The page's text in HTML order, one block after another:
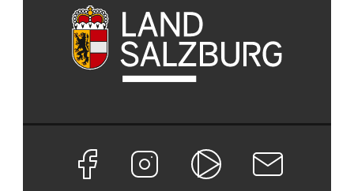
Facebook Seite von Land Salzburg
Instagram Seite von Land Salzburg
Salzburg ONNewsletter